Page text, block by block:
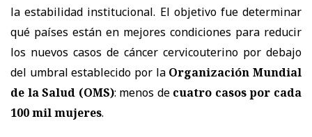
la estabilidad institucional. El objetivo fue determinar
qué países están en mejores condiciones para reducir
los nuevos casos de cáncer cervicouterino por debajo
del umbral establecido por la Organización Mundial
de la Salud (OMS): menos de cuatro casos por cada
100 mil mujeres.